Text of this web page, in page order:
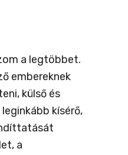
a legtöbbet.
embereknek
külső és
kísérő,
a